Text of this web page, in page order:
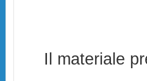
Il materiale